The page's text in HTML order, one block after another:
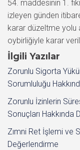
İlgili Yazılar
Zorunlu Sigorta
Sorumluluğu
Zorunlu İzinlerin
Sonuçları Hakkında
Zımni Ret İşlemi ve
Değerlendirme